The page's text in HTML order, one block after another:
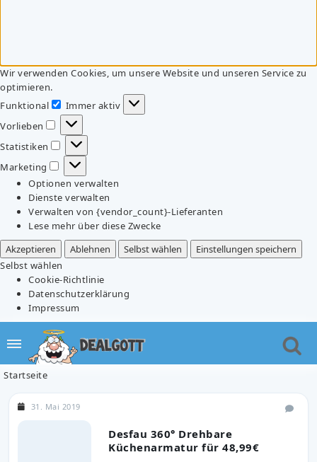
Wir verwenden Cookies, um unsere Website und unseren Service zu
optimieren.
Funktional
Funktional
Immer aktiv
Vorlieben
Vorlieben
Statistiken
Statistiken
Marketing
Marketing
Optionen verwalten
Dienste verwalten
Verwalten von {vendor_count}-Lieferanten
Lese mehr über diese Zwecke
Akzeptieren
Ablehnen Selbst wählen
Einstellungen speichern
Selbst wählen
Cookie-Richtlinie
Datenschutzerklärung
Impressum
Startseite
Desfau 360° Drehbare
Küchenarmatur für 48,99€
31. Mai 2019